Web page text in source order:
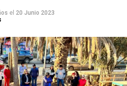
el 20 Junio 2023